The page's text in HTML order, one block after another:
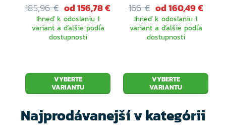
185,96 € od 156,78 €
Ihneď k odoslaniu 1
variant a ďalšie podľa
dostupnosti
VYBERTE
VARIANTU
166 € od 160,49 €
Ihneď k odoslaniu 1
variant a ďalšie podľa
dostupnosti
VYBERTE
VARIANTU
Najprodávanejší v kategórii